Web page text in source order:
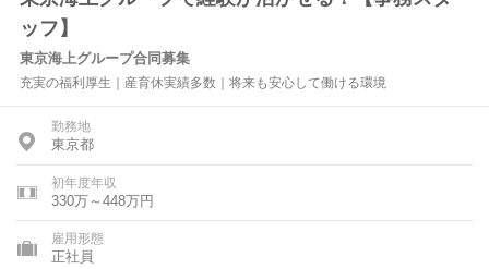
ッフ】
東京海上グループ合同募集
充実の福利厚生｜産育休実績多数｜将来も安心して働ける環境
勤務地
東京都
初年度年収
330万～448万円
雇用形態
正社員